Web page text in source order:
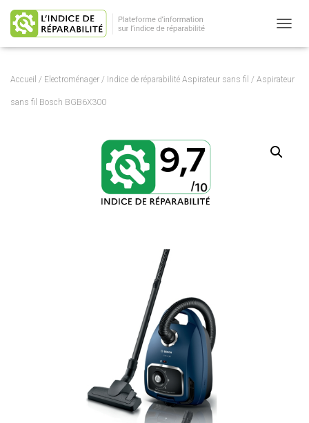
Accueil / Electroménager / Indice de réparabilité Aspirateur sans fil / Aspirateur
sans fil Bosch BGB6X300